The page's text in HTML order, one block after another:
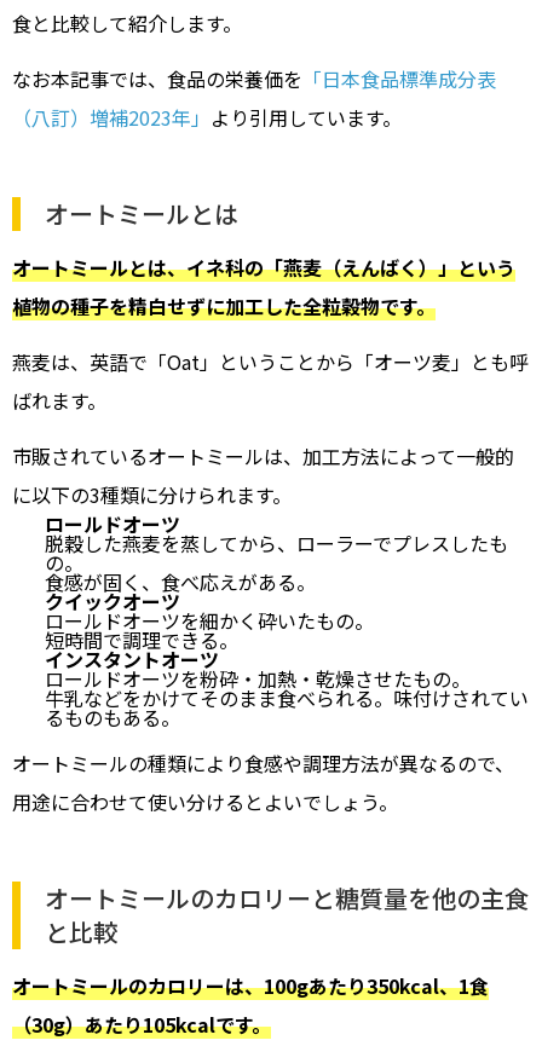
食と比較して紹介します。
なお本記事では、食品の栄養価を 「日本食品標準成分表
（八訂）増補2023年」 より引用しています。
オートミールとは
オートミールとは、イネ科の「燕麦（えんばく）」という
植物の種子を精白せずに加工した全粒穀物です。
燕麦は、英語で「Oat」ということから「オーツ麦」とも呼
ばれます。
市販されているオートミールは、加工方法によって一般的
に以下の3種類に分けられます。
ロールドオーツ
脱穀した燕麦を蒸してから、ローラーでプレスしたも
の。
食感が固く、食べ応えがある。
クイックオーツ
ロールドオーツを細かく砕いたもの。
短時間で調理できる。
インスタントオーツ
ロールドオーツを粉砕・加熱・乾燥させたもの。
牛乳などをかけてそのまま食べられる。味付けされてい
るものもある。
オートミールの種類により食感や調理方法が異なるので、
用途に合わせて使い分けるとよいでしょう。
オートミールのカロリーと糖質量を他の主食
と比較
オートミールのカロリーは、100gあたり350kcal、1食
（30g）あたり105kcalです。